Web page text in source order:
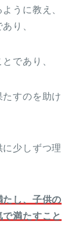
うに教え、
り、
であり、
たすのを助け
に少しずつ理
し、子供の
満たすこと